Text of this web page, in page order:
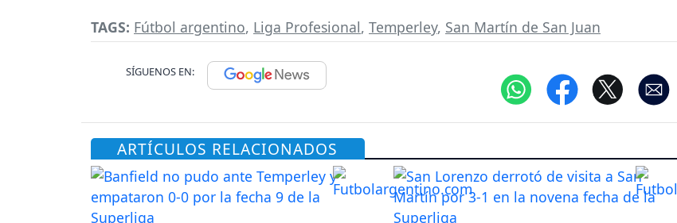
TAGS: Fútbol argentino, Liga Profesional, Temperley, San Martín de San Juan
SÍGUENOS EN:
ARTÍCULOS RELACIONADOS